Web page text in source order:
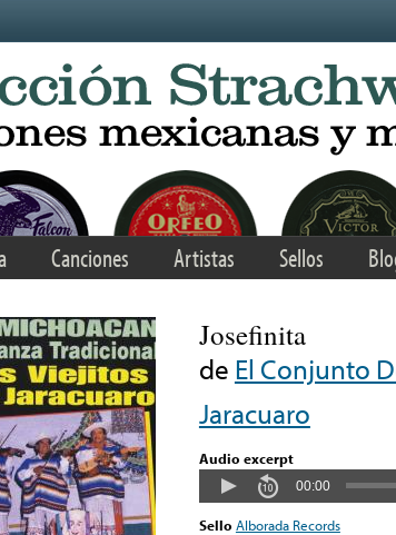
Canciones Artistas Sellos
Josefinita
de El Conjunto
Jaracuaro
Audio excerpt
00:00
Sello Alborada Records